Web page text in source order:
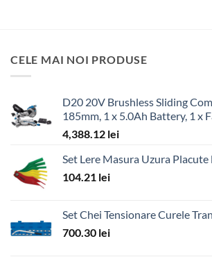
CELE MAI NOI PRODUSE
D20 20V Brushless Sliding
185mm, 1 x 5.0Ah Battery, 1 x
4,388.12 lei
Set Lere Masura Uzura Placute
104.21 lei
Set Chei Tensionare Curele
700.30 lei